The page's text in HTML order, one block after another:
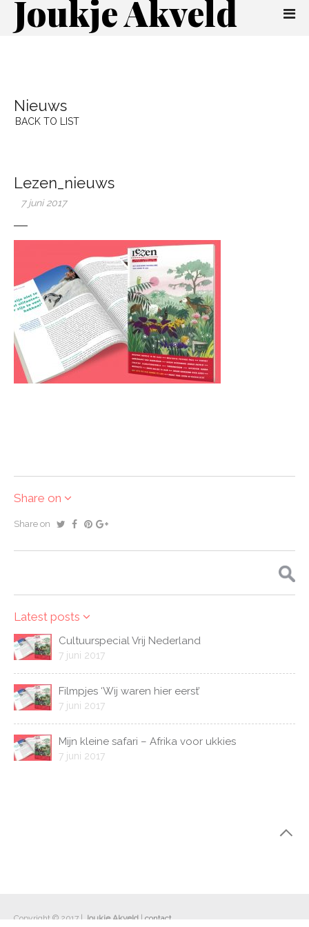
Joukje Akveld
Nieuws
BACK TO LIST
Lezen_nieuws
7 juni 2017
Share on
Share on
Latest posts
Cultuurspecial Vrij Nederland
7 juni 2017
Filmpjes ‘Wij waren hier eerst’
7 juni 2017
Mijn kleine safari – Afrika voor ukkies
7 juni 2017
Copyright © 2017 | Joukje Akveld | contact